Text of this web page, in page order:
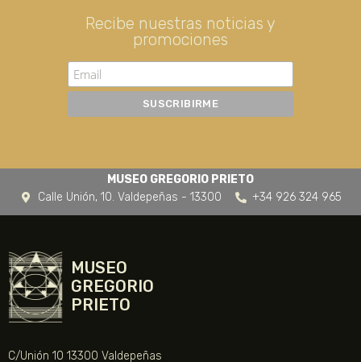
Recibe nuestras noticias y
promociones
MUSEO GREGORIO PRIETO
Calle Unión, 10. Valdepeñas - 13300
+34 926 324 965
MUSEO
GREGORIO
PRIETO
C/Unión 10 13300 Valdepeñas